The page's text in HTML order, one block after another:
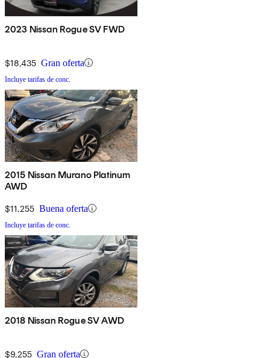
2023 Nissan Rogue SV FWD
$18,435 Gran oferta
Incluye tarifas de conc.
2015 Nissan Murano Platinum
AWD
$11,255 Buena oferta
Incluye tarifas de conc.
2018 Nissan Rogue SV AWD
$9,255 Gran oferta